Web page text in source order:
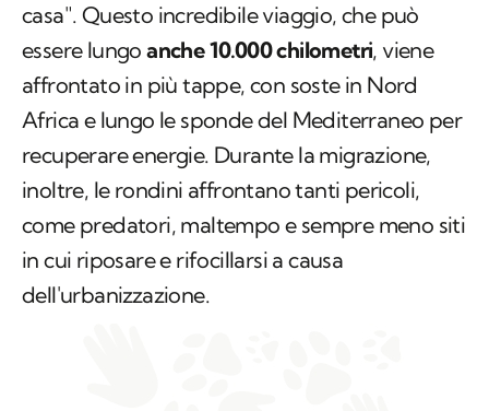
casa". Questo incredibile viaggio, che può
essere lungoanche 10.000 chilometri, viene
affrontato in più tappe, con soste in Nord
Africa e lungo le sponde del Mediterraneo per
recuperare energie. Durante la migrazione,
inoltre, le rondini affrontano tanti pericoli,
come predatori, maltempo e sempre meno siti
in cui riposare e rifocillarsi a causa
dell'urbanizzazione.